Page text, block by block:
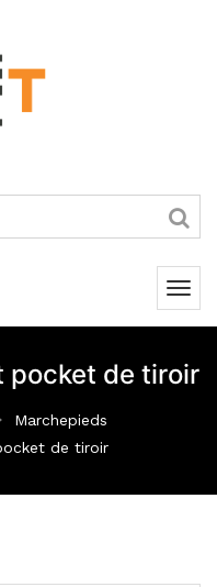
pocket de tiroir
Marchepieds
de tiroir